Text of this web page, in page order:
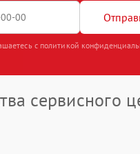
с политикой
сервисного